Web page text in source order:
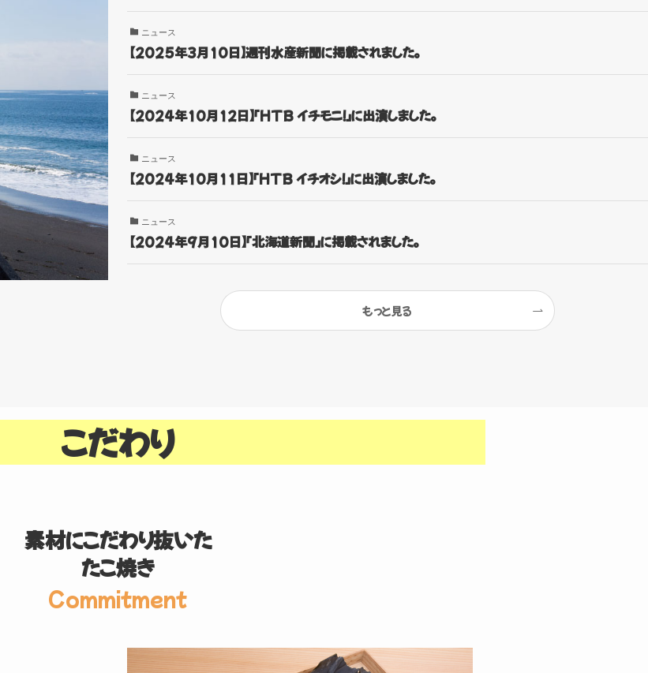
ニュース
【2025年3月10日】週刊水産新聞に掲載されました。
ニュース
【2024年10月12日】「HTB イチモニ！」に出演しました。
ニュース
【2024年10月11日】「HTB イチオシ！」に出演しました。
ニュース
【2024年9月10日】「北海道新聞」に掲載されました。
もっと見る
こだわり
素材にこだわり抜いた
たこ焼き
Commitment